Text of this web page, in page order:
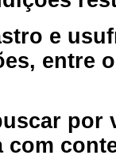
e
entre
por
com